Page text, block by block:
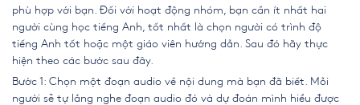
phù hợp với bạn. Đối với hoạt động nhóm, bạn cần ít nhất hai
người cùng học tiếng Anh, tốt nhất là chọn người có trình độ
tiếng Anh tốt hoặc một giáo viên hướng dẫn. Sau đó hãy thực
hiện theo các bước sau đây.
Bước 1: Chọn một đoạn audio về nội dung mà bạn đã biết. Mỗi
người sẽ tự lắng nghe đoạn audio đó và dự đoán mình hiểu được